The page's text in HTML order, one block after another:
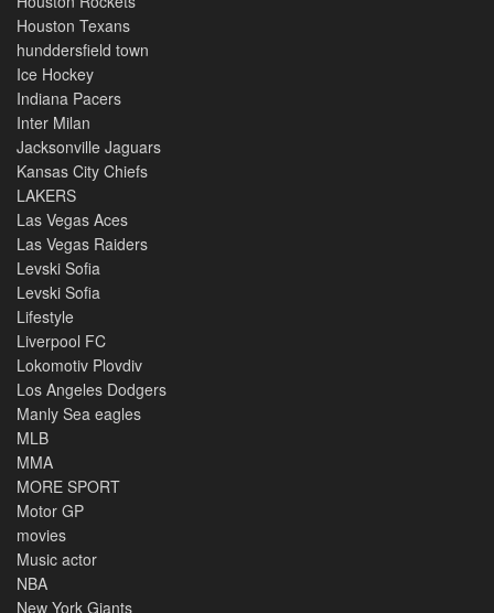
Houston Texans
hunddersfield town
Ice Hockey
Indiana Pacers
Inter Milan
Jacksonville Jaguars
Kansas City Chiefs
LAKERS
Las Vegas Aces
Las Vegas Raiders
Levski Sofia
Levski Sofia
Lifestyle
Liverpool FC
Lokomotiv Plovdiv
Los Angeles Dodgers
Manly Sea eagles
MLB
MMA
MORE SPORT
Motor GP
movies
Music actor
NBA
New York Giants